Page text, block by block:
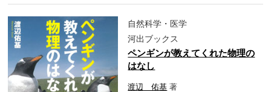
自然科学・医学
河出ブックス
ペンギンが教えてくれた物理の
はなし
渡辺 佑基 著